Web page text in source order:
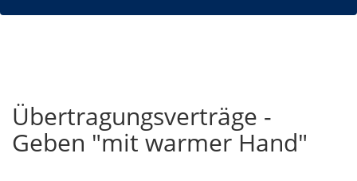
Übertragungsverträge -
Geben "mit warmer Hand"